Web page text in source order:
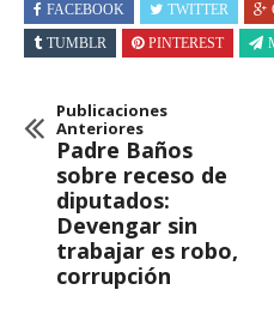
FACEBOOK TWITTER
TUMBLR
PINTEREST
Publicaciones
Anteriores
Padre Baños
sobre receso de
diputados:
Devengar sin
trabajar es robo,
corrupción